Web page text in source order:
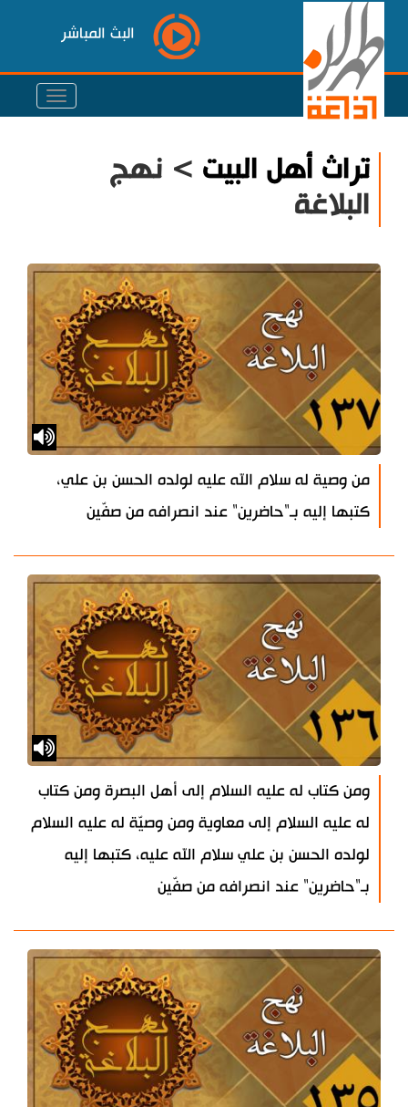
البث المباشر
تراث أهل البيت > نهج
البلاغة
من وصية له سلام الله عليه لولده الحسن بن علي،
كتبها إليه بـ"حاضرين" عند انصرافه من صفّين
ومن كتاب له عليه السلام إلى أهل البصرة ومن كتاب
له عليه السلام إلى معاوية ومن وصيّة له عليه السلام
لولده الحسن بن علي سلام الله عليه، كتبها إليه
بـ"حاضرين" عند انصرافه من صفّين